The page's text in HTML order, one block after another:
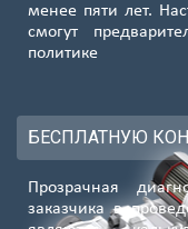
менее пяти лет.
смогут
политике
БЕСПЛАТНУЮ
Прозрачная
заказчика в